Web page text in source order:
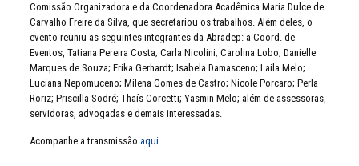
Comissão Organizadora e da Coordenadora Acadêmica Maria Dulce de
Carvalho Freire da Silva, que secretariou os trabalhos. Além deles, o
evento reuniu as seguintes integrantes da Abradep: a Coord. de
Eventos, Tatiana Pereira Costa; Carla Nicolini; Carolina Lobo; Danielle
Marques de Souza; Erika Gerhardt; Isabela Damasceno; Laila Melo;
Luciana Nepomuceno; Milena Gomes de Castro; Nicole Porcaro; Perla
Roriz; Priscilla Sodré; Thaís Corcetti; Yasmin Melo; além de assessoras,
servidoras, advogadas e demais interessadas.
Acompanhe a transmissão aqui.